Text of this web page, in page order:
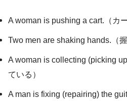
A woman is pushing a cart.（カ
Two men are shaking hands.（握
A woman is collecting (picking
ている）
A man is fixing (repairing) the